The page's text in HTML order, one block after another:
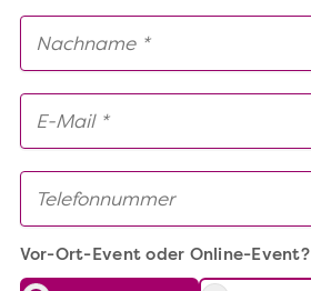
Vor-Ort-Event oder Online-Event?